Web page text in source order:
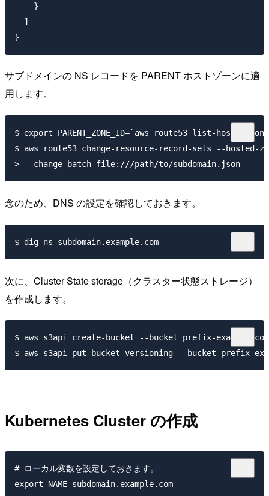
    }
  ]
サブドメインの NS レコードを PARENT ホストゾーンに適
用します。
$ export PARENT_ZONE_ID=`aws route53 list-
$ aws route53 change-resource-record-sets --hosted-
念のため、DNS の設定を確認しておきます。
次に、Cluster State storage（クラスター状態ストレージ）
を作成します。
$ aws s3api create-bucket --bucket prefix-example-
Kubernetes Cluster の作成
# ローカル変数を設定しておきます。
export NAME=subdomain.example.com